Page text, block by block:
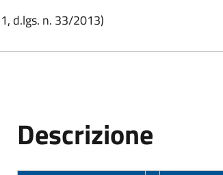
d.lgs. n. 33/2013)
Descrizione